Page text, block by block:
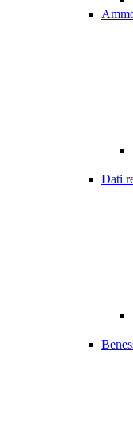
Dati